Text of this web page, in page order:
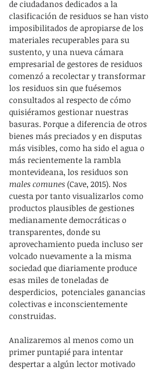
de ciudadanos dedicados a la
clasificación de residuos se han visto
imposibilitados de apropiarse de los
materiales recuperables para su
sustento, y una nueva cámara
empresarial de gestores de residuos
comenzó a recolectar y transformar
los residuos sin que fuésemos
consultados al respecto de cómo
quisiéramos gestionar nuestras
basuras. Porque a diferencia de otros
bienes más preciados y en disputas
más visibles, como ha sido el agua o
más recientemente la rambla
montevideana, los residuos son
males comunes (Cave, 2015). Nos
cuesta por tanto visualizarlos como
productos plausibles de gestiones
medianamente democráticas o
transparentes, donde su
aprovechamiento pueda incluso ser
volcado nuevamente a la misma
sociedad que diariamente produce
esas miles de toneladas de
desperdicios,  potenciales ganancias
colectivas e inconscientemente
construidas.
Analizaremos al menos como un
primer puntapié para intentar
despertar a algún lector motivado